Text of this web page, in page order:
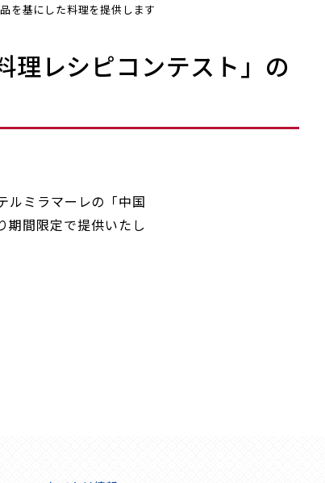
を基にした料理を提供します
レシピコンテスト」の
ルミラマーレの「中国
間限定で提供いたし